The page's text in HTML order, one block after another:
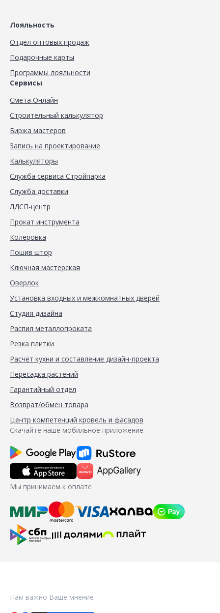
Лояльность
Отдел оптовых продаж
Подарочные карты
Программы лояльности
Сервисы
Смета Онлайн
Строительный калькулятор
Биржа мастеров
Запись на проектирование
Калькуляторы
Служба сервиса Стройпарка
Служба доставки
ЛДСП-центр
Прокат инструмента
Колеровка
Пошив штор
Ключная мастерская
Оверлок
Установка входных и межкомнатных дверей
Студия дизайна
Распил металлопроката
Резка плитки
Расчёт кухни и составление дизайн-проекта
Пересадка растений
Гарантийный отдел
Возврат/обмен товара
Центр компетенций кровель и фасадов
Скачайте наше мобильное приложение
Мы принимаем к оплате
Нам важно Ваше мнение